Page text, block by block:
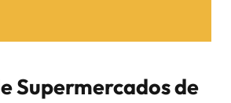
Supermercados de